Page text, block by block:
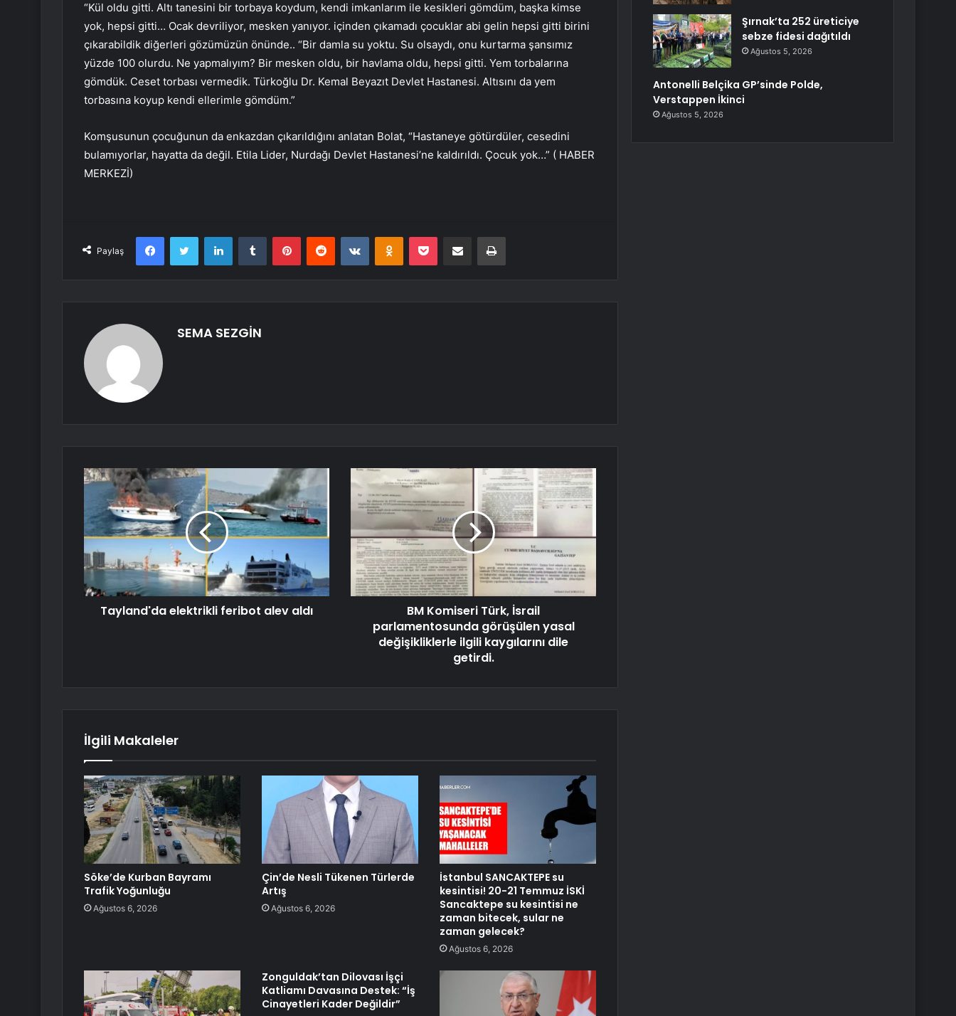
“Kül oldu gitti. Altı tanesini bir torbaya koydum, kendi imkanlarım ile kesikleri gömdüm, başka kimse
yok, hepsi gitti… Ocak devriliyor, mesken yanıyor. içinden çıkamadı çocuklar abi gelin hepsi gitti birini
çıkarabildik diğerleri gözümüzün önünde.. “Bir damla su yoktu. Su olsaydı, onu kurtarma şansımız
yüzde 100 olurdu. Ne yapmalıyım? Bir mesken oldu, bir havlama oldu, hepsi gitti. Yem torbalarına
gömdük. Ceset torbası vermedik. Türkoğlu Dr. Kemal Beyazıt Devlet Hastanesi. Altısını da yem
torbasına koyup kendi ellerimle gömdüm.”
Komşusunun çocuğunun da enkazdan çıkarıldığını anlatan Bolat, “Hastaneye götürdüler, cesedini
bulamıyorlar, hayatta da değil. Etila Lider, Nurdağı Devlet Hastanesi’ne kaldırıldı. Çocuk yok…” ( HABER
MERKEZİ)
Paylaş
FacebookTwitter LinkedInTumblr PinterestReddit VKontakteOdnoklassniki
Pocket E-Posta ile paylaş Yazdır
SEMA SEZGİN
Tayland'da elektrikli feribot alev aldı
BM Komiseri Türk, İsrail
parlamentosunda görüşülen yasal
değişikliklerle ilgili kaygılarını dile
getirdi.
İlgili Makaleler
Söke’de Kurban Bayramı
Trafik Yoğunluğu
Ağustos 6, 2026
Çin’de Nesli Tükenen Türlerde
Artış
Ağustos 6, 2026
İstanbul SANCAKTEPE su
kesintisi! 20-21 Temmuz İSKİ
Sancaktepe su kesintisi ne
zaman bitecek, sular ne
zaman gelecek?
Ağustos 6, 2026
Zonguldak’tan Dilovası İşçi
Katliamı Davasına Destek: “İş
Cinayetleri Kader Değildir”
Şırnak’ta 252 üreticiye
sebze fidesi dağıtıldı
Ağustos 5, 2026
Antonelli Belçika GP’sinde Polde,
Verstappen İkinci
Ağustos 5, 2026